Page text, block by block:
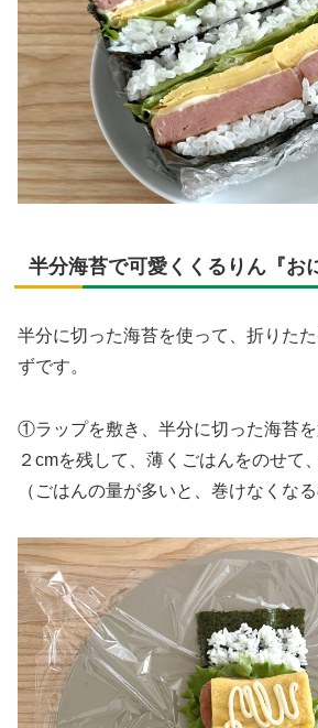
半分海苔で可愛くくるりん『お
半分に切った海苔を使って、折りた
ずです。
①ラップを敷き、半分に切った海苔
２cmを残して、薄くごはんをのせて
（ごはんの量が多いと、巻けなくな